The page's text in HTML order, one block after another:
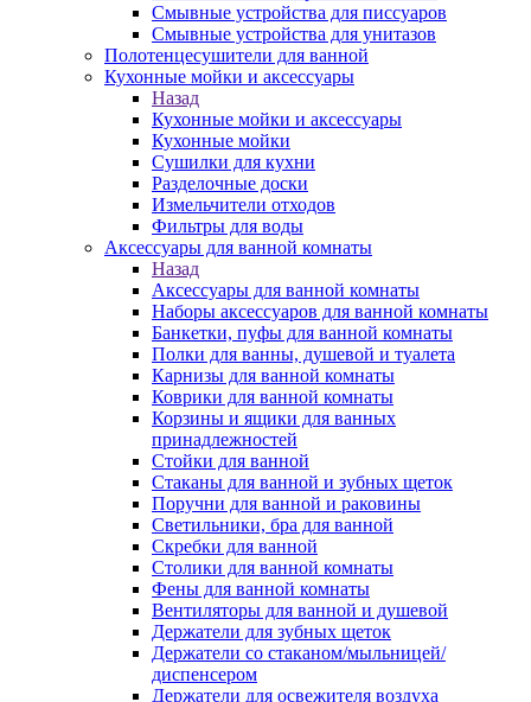
Смывные устройства для писсуаров
Смывные устройства для унитазов
Полотенцесушители для ванной
Кухонные мойки и аксессуары
Назад
Кухонные мойки и аксессуары
Кухонные мойки
Сушилки для кухни
Разделочные доски
Измельчители отходов
Фильтры для воды
Аксессуары для ванной комнаты
Назад
Аксессуары для ванной комнаты
Наборы аксессуаров для ванной комнаты
Банкетки, пуфы для ванной комнаты
Полки для ванны, душевой и туалета
Карнизы для ванной комнаты
Коврики для ванной комнаты
Корзины и ящики для ванных
принадлежностей
Стойки для ванной
Стаканы для ванной и зубных щеток
Поручни для ванной и раковины
Светильники, бра для ванной
Скребки для ванной
Столики для ванной комнаты
Фены для ванной комнаты
Вентиляторы для ванной и душевой
Держатели для зубных щеток
Держатели со стаканом/мыльницей/
диспенсером
Держатели для освежителя воздуха